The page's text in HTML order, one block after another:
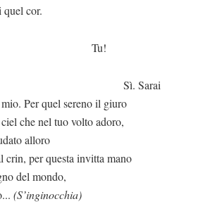
cor.
Sarai
Per quel sereno il giuro
che nel tuo volto adoro,
alloro
crin, per questa invitta mano
del mondo,
(S’inginocchia)